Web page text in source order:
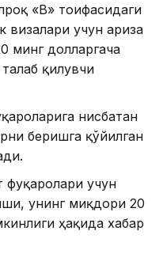
«B» тоифасидаги
визалари учун ариза
минг долларгача
қилувчи
нисбатан
беришга қўйилган
учун
унинг миқдори 20
ҳақида хабар